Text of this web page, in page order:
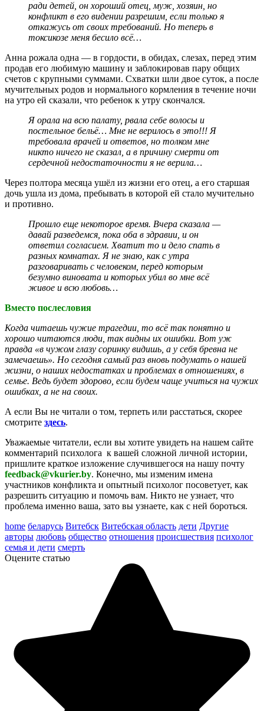
ради детей, он хороший отец, муж, хозяин, но
конфликт в его видении разрешим, если только я
откажусь от своих требований. Но теперь в
токсикозе меня бесило всё…
Анна рожала одна — в гордости, в обидах, слезах, перед этим
продав его любимую машину и заблокировав пару общих
счетов с крупными суммами. Схватки шли двое суток, а после
мучительных родов и нормального кормления в течение ночи
на утро ей сказали, что ребенок к утру скончался.
Я орала на всю палату, рвала себе волосы и
постельное бельё… Мне не верилось в это!!! Я
требовала врачей и ответов, но толком мне
никто ничего не сказал, а в причину смерти от
сердечной недостаточности я не верила…
Через полтора месяца ушёл из жизни его отец, а его старшая
дочь ушла из дома, пребывать в которой ей стало мучительно
и противно.
Прошло еще некоторое время. Вчера сказала —
давай разведемся, пока оба в здравии, и он
ответил согласием. Хватит то и дело спать в
разных комнатах. Я не знаю, как с утра
разговаривать с человеком, перед которым
безумно виновата и которых убил во мне всё
живое и всю любовь…
Вместо послесловия
Когда читаешь чужие трагедии, то всё так понятно и
хорошо читаются люди, так видны их ошибки. Вот уж
правда «в чужом глазу соринку видишь, а у себя бревна не
замечаешь». Но сегодня самый раз вновь подумать о нашей
жизни, о наших недостатках и проблемах в отношениях, в
семье. Ведь будет здорово, если будем чаще учиться на чужих
ошибках, а не на своих.
А если Вы не читали о том, терпеть или расстаться, скорее
смотрите здесь.
Уважаемые читатели, если вы хотите увидеть на нашем сайте
комментарий психолога к вашей сложной личной истории,
пришлите краткое изложение случившегося на нашу почту
feedback@vkurier.by. Конечно, мы изменим имена
участников конфликта и опытный психолог посоветует, как
разрешить ситуацию и помочь вам. Никто не узнает, что
проблема именно ваша, зато вы узнаете, как с ней бороться.
home беларусь Витебск Витебская область дети Другие
авторы любовь общество отношения происшествия психолог
семья и дети смерть
Оцените статью